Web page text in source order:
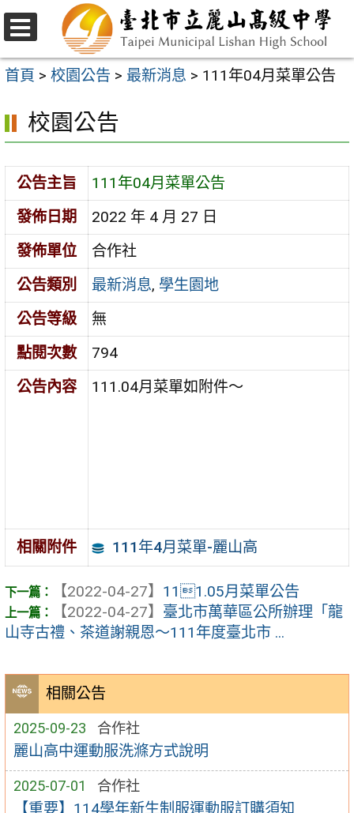
跳
至
主
內
容
選
單
首頁 > 校園公告 > 最新消息 > 111年04月菜單公告
相關公告
2025-09-23 合作社
麗山高中運動服洗滌方式說明
2025-07-01 合作社
【重要】114學年新生制服運動服訂購須知
校園公告
公告主旨
111年04月菜單公告
發佈日期
2022 年 4 月 27 日
發佈單位
合作社
公告類別
最新消息, 學生園地
公告等級
無
點閱次數
794
公告內容
111.04月菜單如附件～
相關附件 111年4月菜單-麗山高
【2022-04-27】 111.05月菜單公告
【2022-04-27】 臺北市萬華區公所辦理「龍
山寺古禮、茶道謝親恩〜111年度臺北市 ...